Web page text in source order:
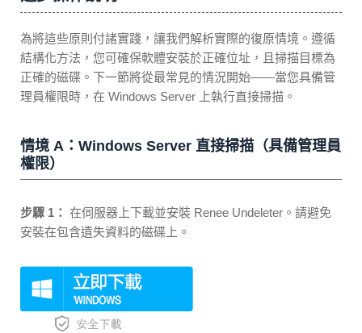
為將這些原則付諸實踐，讓我們解析實際的復原情境。遵循
結構化方法，您可確保軟體安裝於正確位址，且掃描目標為
正確的磁碟。下一節將從最常見的情況開始——當您具備管
理員權限時，在 Windows Server 上執行直接掃描。
情境 A：Windows Server 直接掃描（具備管理員
權限）
步驟 1： 在伺服器上下載並安裝 Renee Undeleter。請避免
安裝在包含遺失資料的磁碟上。